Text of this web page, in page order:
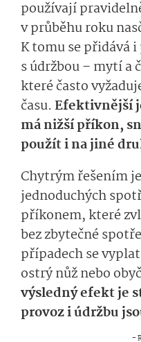
používají
v průběhu roku
K tomu se přidává
s údržbou – mytí a
které často
času. Efektivnější
má nižší příkon,
použít i na jiné
Chytrým řešením
jednoduchých
příkonem, které
bez zbytečné
případech se
ostrý nůž nebo
výsledný efekt je
provoz i údržbu